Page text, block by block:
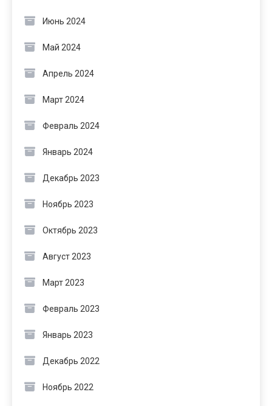
Июнь 2024
Май 2024
Апрель 2024
Март 2024
Февраль 2024
Январь 2024
Декабрь 2023
Ноябрь 2023
Октябрь 2023
Август 2023
Март 2023
Февраль 2023
Январь 2023
Декабрь 2022
Ноябрь 2022